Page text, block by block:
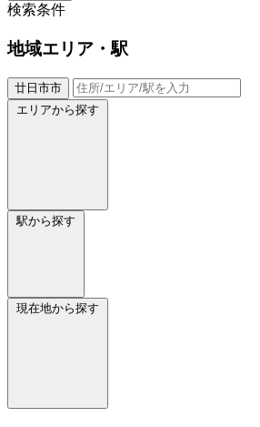
検索条件
地域エリア・駅
廿日市市
エリアから探す
駅から探す
現在地から探す